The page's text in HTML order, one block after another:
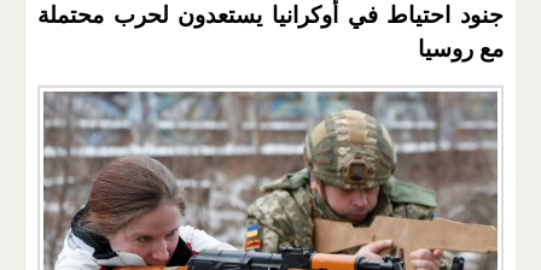
جنود احتياط في أوكرانيا يستعدون لحرب محتملة
مع روسيا